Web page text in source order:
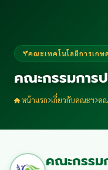
คณะเทคโนโลยีการเกษ
คณะกรรมการ
หน้าแรก เกี่ยวกับคณะฯ ค
คณะกรรม